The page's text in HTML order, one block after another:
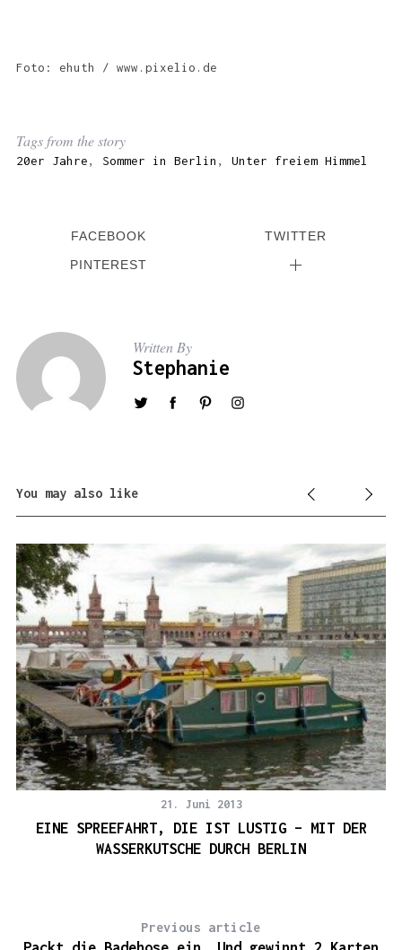
Foto: ehuth / www.pixelio.de
Tags from the story
20er Jahre, Sommer in Berlin , Unter freiem Himmel
FACEBOOK TWITTER
PINTEREST
Written By
Stephanie
You may also like
21. Juni 2013
EINE SPREEFAHRT, DIE IST LUSTIG – MIT DER
WASSERKUTSCHE DURCH BERLIN
Previous article